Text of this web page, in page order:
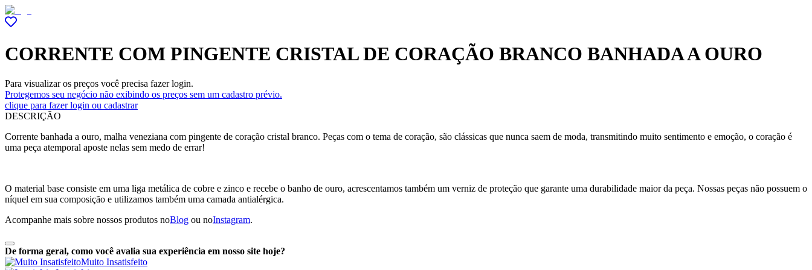
CORRENTE COM PINGENTE CRISTAL DE CORAÇÃO BRANCO BANHADA A OURO
Para visualizar os preços você precisa fazer login.
Protegemos seu negócio não exibindo os preços sem um cadastro prévio.
clique para fazer login ou cadastrar
DESCRIÇÃO
Corrente banhada a ouro, malha veneziana com pingente de coração cristal branco. Peças com o tema de coração, são clássicas que nunca saem de moda, transmitindo muito sentimento e emoção, o coração é
uma peça atemporal aposte nelas sem medo de errar!
O material base consiste em uma liga metálica de cobre e zinco e recebe o banho de ouro, acrescentamos também um verniz de proteção que garante uma durabilidade maior da peça. Nossas peças não possuem o
níquel em sua composição e utilizamos também uma camada antialérgica.
Acompanhe mais sobre nossos produtos noBlog ou noInstagram.
De forma geral, como você avalia sua experiência em nosso site hoje?
Muito Insatisfeito